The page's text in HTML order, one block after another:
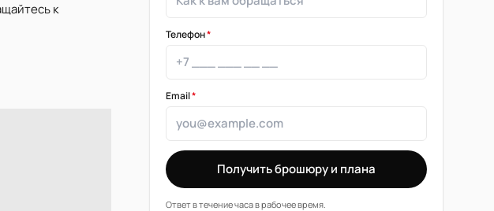
к
Телефон*
Email*
Получить брошюру и плана
Ответ в течение часа в рабочее время.